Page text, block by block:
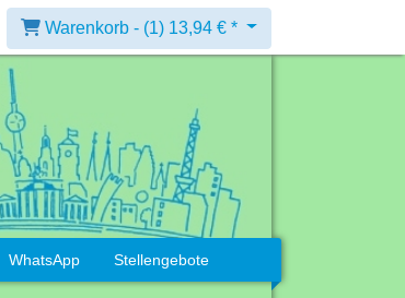
Warenkorb - (1) 13,94 € *
WhatsApp Stellengebote